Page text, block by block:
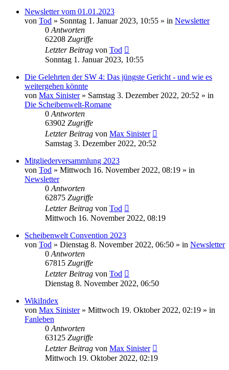
Newsletter vom 01.01.2023
von Tod » Sonntag 1. Januar 2023, 10:55 » in Newsletter
0 Antworten
62208 Zugriffe
Letzter Beitrag von Tod
Sonntag 1. Januar 2023, 10:55
Die Gelehrten der SW 4: Das jüngste Gericht - und wie es
weitergehen könnte
von Max Sinister» Samstag 3. Dezember 2022, 20:52 » in
Die Scheibenwelt-Romane
0 Antworten
63902 Zugriffe
Letzter Beitrag von Max Sinister
Samstag 3. Dezember 2022, 20:52
Mitgliederversammlung 2023
von Tod » Mittwoch 16. November 2022, 08:19 » in
Newsletter
0 Antworten
62875 Zugriffe
Letzter Beitrag von Tod
Mittwoch 16. November 2022, 08:19
Scheibenwelt Convention 2023
von Tod » Dienstag 8. November 2022, 06:50 » in Newsletter
0 Antworten
67815 Zugriffe
Letzter Beitrag von Tod
Dienstag 8. November 2022, 06:50
WikiIndex
von Max Sinister» Mittwoch 19. Oktober 2022, 02:19 » in
Fanleben
0 Antworten
63125 Zugriffe
Letzter Beitrag von Max Sinister
Mittwoch 19. Oktober 2022, 02:19